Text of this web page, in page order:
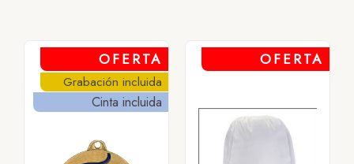
OFERTA
Grabación incluida
Cinta incluida
OFERTA